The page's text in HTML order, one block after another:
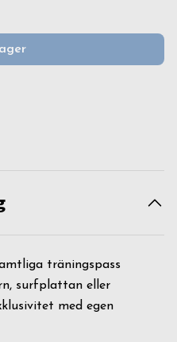
träningspass
surfplattan eller
med egen